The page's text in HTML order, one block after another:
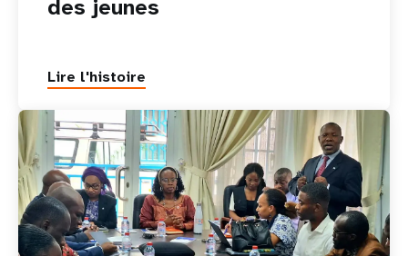
des jeunes
Lire l'histoire